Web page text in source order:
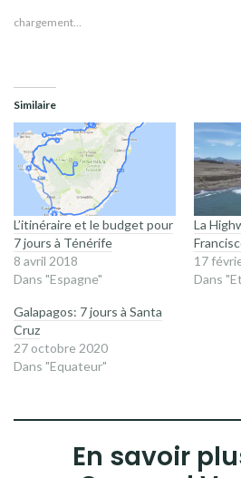
chargement…
Similaire
L’itinéraire et le budget pour
7 jours à Ténérife
8 avril 2018
Dans "Espagne"
La
17
Dans
Galapagos: 7 jours à Santa
Cruz
27 octobre 2020
Dans "Equateur"
En savoir